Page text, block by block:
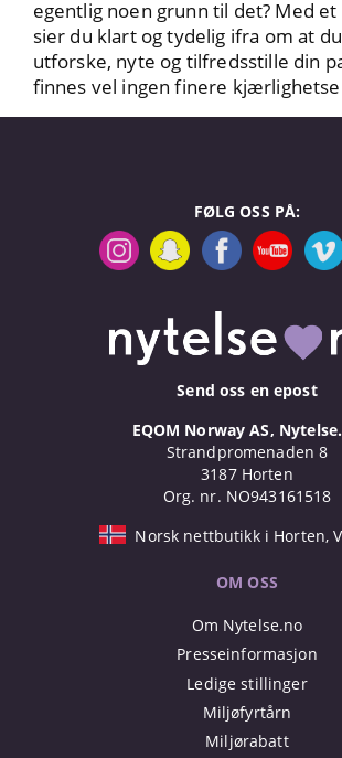
egentlig noen grunn til det? Med
sier du klart og tydelig ifra om at
utforske, nyte og tilfredsstille din
finnes vel ingen finere
FØLG OSS PÅ:
Send oss en epost
EQOM Norway AS,
Strandpromenaden 8
3187 Horten
Org. nr. NO943161518
Norsk nettbutikk i Horten,
OM OSS
Om Nytelse.no
Presseinformasjon
Ledige stillinger
Miljøfyrtårn
Miljørabatt